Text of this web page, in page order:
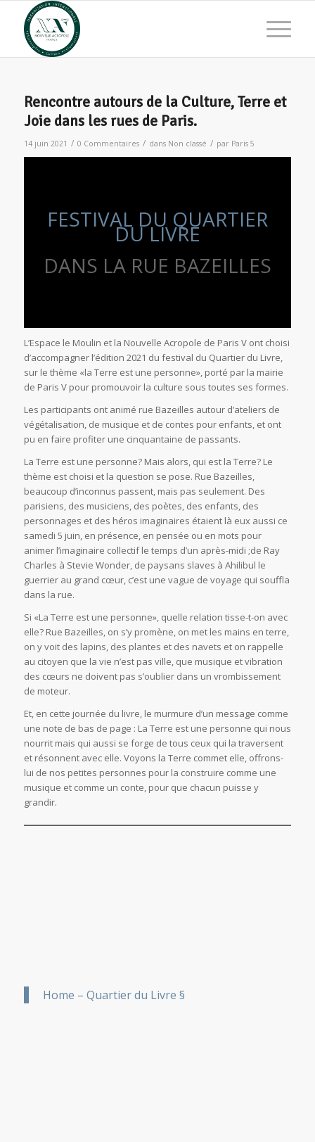
Rencontre autours de la Culture, Terre et
Joie dans les rues de Paris.
14 juin 2021 / 0 Commentaires / dans Non classé / par Paris 5
FESTIVAL DU QUARTIER
DU LIVRE
DANS LA RUE BAZEILLES
L’Espace le Moulin et la Nouvelle Acropole de Paris V ont choisi
d’accompagner l’édition 2021 du festival du Quartier du Livre,
sur le thème «la Terre est une personne», porté par la mairie
de Paris V pour promouvoir la culture sous toutes ses formes.
Les participants ont animé rue Bazeilles autour d’ateliers de
végétalisation, de musique et de contes pour enfants, et ont
pu en faire profiter une cinquantaine de passants.
La Terre est une personne? Mais alors, qui est la Terre? Le
thème est choisi et la question se pose. Rue Bazeilles,
beaucoup d’inconnus passent, mais pas seulement. Des
parisiens, des musiciens, des poètes, des enfants, des
personnages et des héros imaginaires étaient là eux aussi ce
samedi 5 juin, en présence, en pensée ou en mots pour
animer l’imaginaire collectif le temps d’un après-midi ;de Ray
Charles à Stevie Wonder, de paysans slaves à Ahilibul le
guerrier au grand cœur, c’est une vague de voyage qui souffla
dans la rue.
Si «La Terre est une personne», quelle relation tisse-t-on avec
elle? Rue Bazeilles, on s’y promène, on met les mains en terre,
on y voit des lapins, des plantes et des navets et on rappelle
au citoyen que la vie n’est pas ville, que musique et vibration
des cœurs ne doivent pas s’oublier dans un vrombissement
de moteur.
Et, en cette journée du livre, le murmure d’un message comme
une note de bas de page : La Terre est une personne qui nous
nourrit mais qui aussi se forge de tous ceux qui la traversent
et résonnent avec elle. Voyons la Terre commet elle, offrons-
lui de nos petites personnes pour la construire comme une
musique et comme un conte, pour que chacun puisse y
grandir.
Home – Quartier du Livre §